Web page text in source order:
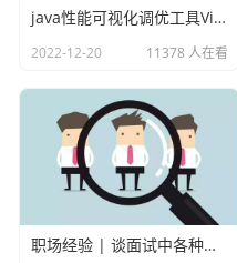
此时整个的微服务的服务
的service container只需要
java性能可视化调优工具VisualVM插件之Visual GC
2022-12-20 11378 人在看
职场经验 | 谈面试中各种各样的坑